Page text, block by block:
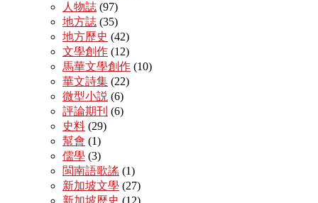
人物誌 (97)
地方誌 (35)
地方歷史 (42)
文學創作 (12)
馬華文學創作 (10)
華文詩集 (22)
微型小説 (6)
評論期刊 (6)
史料 (29)
幫會 (1)
儒學 (3)
閩南語歌謠 (1)
新加坡文學 (27)
新加坡歷史 (12)